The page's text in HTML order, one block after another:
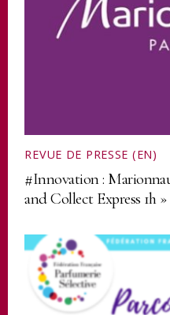
REVUE DE PRESSE (EN)
#Innovation :
and Collect Express 1h »